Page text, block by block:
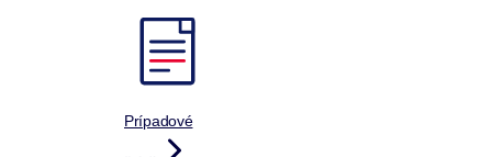
Prípadové